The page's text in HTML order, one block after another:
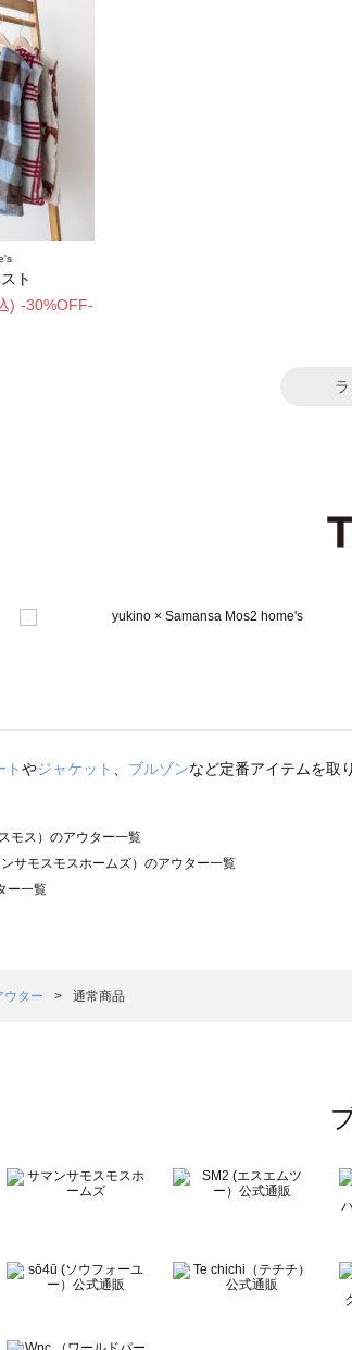
ト
) -30%OFF-
トやジャケット 、 ブルゾンなど定番アイテムを取
モス）のアウター一覧
サモスモスホームズ）のアウター一覧
ー一覧
ツハルバイサマンサモスモス）のアウター一覧
サモスモス ラーゴム）のアウター一覧
ルー）のアウター一覧
アウター一覧
ウター 通常商品